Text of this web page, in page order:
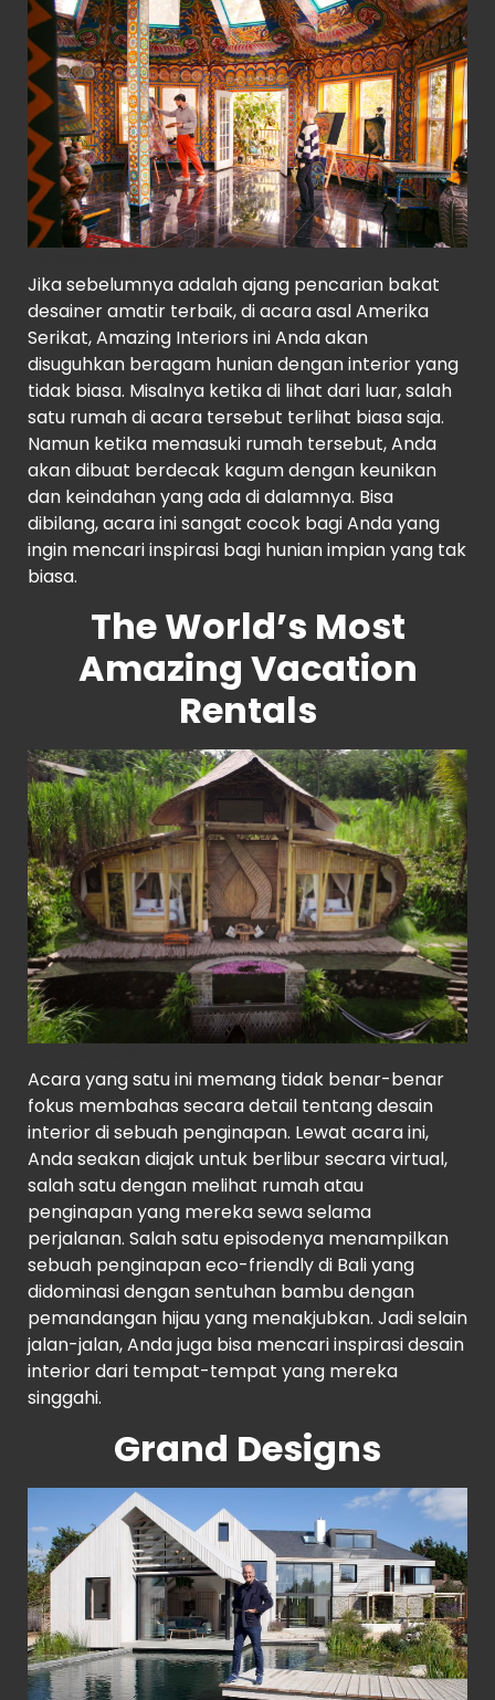
Jika sebelumnya adalah ajang pencarian bakat
desainer amatir terbaik, di acara asal Amerika
Serikat, Amazing Interiors ini Anda akan
disuguhkan beragam hunian dengan interior yang
tidak biasa. Misalnya ketika di lihat dari luar, salah
satu rumah di acara tersebut terlihat biasa saja.
Namun ketika memasuki rumah tersebut, Anda
akan dibuat berdecak kagum dengan keunikan
dan keindahan yang ada di dalamnya. Bisa
dibilang, acara ini sangat cocok bagi Anda yang
ingin mencari inspirasi bagi hunian impian yang tak
biasa.
The World’s Most
Amazing Vacation
Rentals
Acara yang satu ini memang tidak benar-benar
fokus membahas secara detail tentang desain
interior di sebuah penginapan. Lewat acara ini,
Anda seakan diajak untuk berlibur secara virtual,
salah satu dengan melihat rumah atau
penginapan yang mereka sewa selama
perjalanan. Salah satu episodenya menampilkan
sebuah penginapan eco-friendly di Bali yang
didominasi dengan sentuhan bambu dengan
pemandangan hijau yang menakjubkan. Jadi selain
jalan-jalan, Anda juga bisa mencari inspirasi desain
interior dari tempat-tempat yang mereka
singgahi.
Grand Designs